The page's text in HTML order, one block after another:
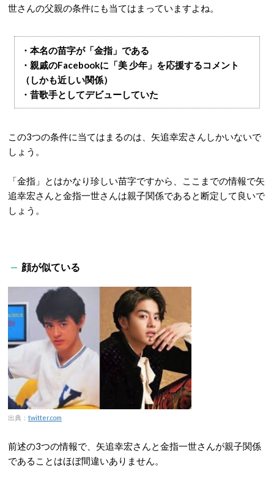
世さんの父親の条件にも当てはまっていますよね。
・本名の苗字が「金指」である
・親戚のFacebookに「美 少年」を応援するコメント
（しかも近しい関係）
・昔歌手としてデビューしていた
この3つの条件に当てはまるのは、矢追幸宏さんしかいないで
しょう。
「金指」とはかなり珍しい苗字ですから、ここまでの情報で矢
追幸宏さんと金指一世さんは親子関係であると断定して良いで
しょう。
顔が似ている
出典： twitter.com
前述の3つの情報で、矢追幸宏さんと金指一世さんが親子関係
であることはほぼ間違いありません。